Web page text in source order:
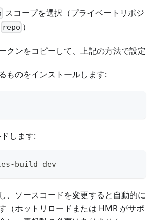
スコープを選択（プライベートリポジ
repo ）
クンをコピーして、上記の方法で設定
ものをインストールします:
します:
build dev
、ソースコードを変更すると自動的に
（ホットリロードまたは HMR がサポ